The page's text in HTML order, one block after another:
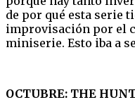
de por qué esta serie
improvisación por el
miniserie. Esto iba a
OCTUBRE: THE